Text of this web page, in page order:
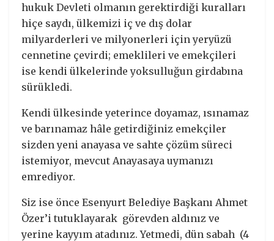
hukuk Devleti olmanın gerektirdiği kuralları
hiçe saydı, ülkemizi iç ve dış dolar
milyarderleri ve milyonerleri için yeryüzü
cennetine çevirdi; emeklileri ve emekçileri
ise kendi ülkelerinde yoksulluğun girdabına
sürükledi.
Kendi ülkesinde yeterince doyamaz, ısınamaz
ve barınamaz hâle getirdiğiniz emekçiler
sizden yeni anayasa ve sahte çözüm süreci
istemiyor, mevcut Anayasaya uymanızı
emrediyor.
Siz ise önce Esenyurt Belediye Başkanı Ahmet
Özer’i tutuklayarak görevden aldınız ve
yerine kayyım atadınız. Yetmedi, dün sabah (4